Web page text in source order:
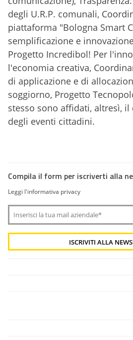
degli U.R.P. comunali,
piattaforma "Bologna Smart
semplificazione e
Progetto Incredibol! Per
l'economia creativa,
di applicazione e di
soggiorno, Progetto
stesso sono affidati, altresì,
degli eventi cittadini.
Compila il form per iscriverti alla
Leggi l'informativa privacy